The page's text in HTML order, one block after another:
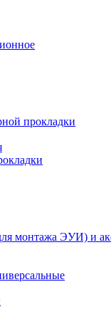
прокладки
монтажа ЭУИ) и